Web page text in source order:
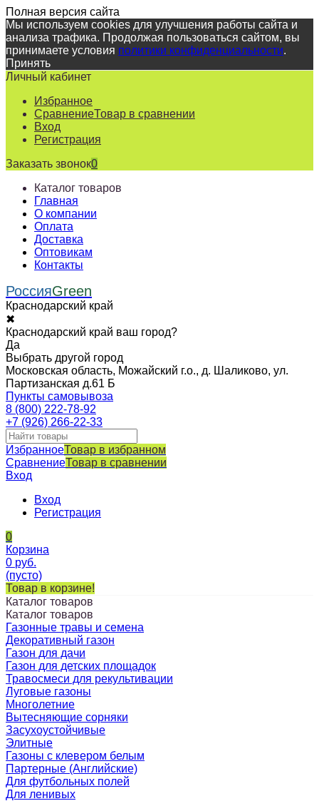
Полная версия сайта
Мы используем cookies для улучшения работы сайта и
анализа трафика. Продолжая пользоваться сайтом, вы
принимаете условия политики конфиденциальности.
Принять
Личный кабинет
Избранное
СравнениеТовар в сравнении
Вход
Регистрация
Заказать звонок0
Каталог товаров
Главная
О компании
Оплата
Доставка
Оптовикам
Контакты
РоссияGreen
Краснодарский край
✖
Краснодарский край ваш город?
Да
Выбрать другой город
Московская область, Можайский г.о., д. Шаликово, ул.
Партизанская д.61 Б
Пункты самовывоза
8 (800) 222-78-92
+7 (926) 266-22-33
ИзбранноеТовар в избранном
СравнениеТовар в сравнении
Вход
Вход
Регистрация
0
Корзина
0 руб.
(пусто)
Товар в корзине!
Каталог товаров
Каталог товаров
Газонные травы и семена
Декоративный газон
Газон для дачи
Газон для детских площадок
Травосмеси для рекультивации
Луговые газоны
Многолетние
Вытесняющие сорняки
Засухоустойчивые
Элитные
Газоны с клевером белым
Партерные (Английские)
Для футбольных полей
Для ленивых